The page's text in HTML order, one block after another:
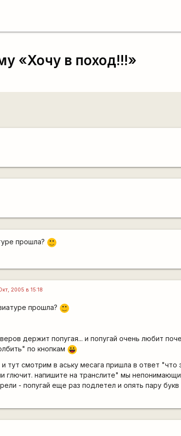
«Хочу в поход!!!»
прошла?
:)
2005 в 15:18
прошла?
:)
держит попугая... и попугай очень любит
по кнопкам |-))
тут смотрим в аську месага пришла в ответ "что
глючит. напишите на транслите" мы
- попугай еще раз подлетел и опять пару букв